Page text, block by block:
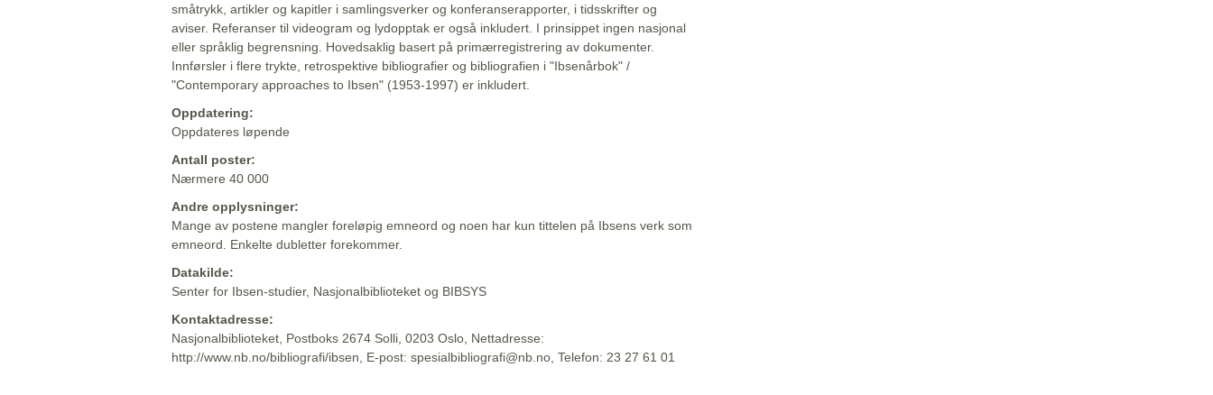
småtrykk, artikler og kapitler i samlingsverker og konferanserapporter, i tidsskrifter og
aviser. Referanser til videogram og lydopptak er også inkludert. I prinsippet ingen nasjonal
eller språklig begrensning. Hovedsaklig basert på primærregistrering av dokumenter.
Innførsler i flere trykte, retrospektive bibliografier og bibliografien i "Ibsenårbok" /
"Contemporary approaches to Ibsen" (1953-1997) er inkludert.
Oppdatering:
Oppdateres løpende
Antall poster:
Nærmere 40 000
Andre opplysninger:
Mange av postene mangler foreløpig emneord og noen har kun tittelen på Ibsens verk som
emneord. Enkelte dubletter forekommer.
Datakilde:
Senter for Ibsen-studier, Nasjonalbiblioteket og BIBSYS
Kontaktadresse:
Nasjonalbiblioteket, Postboks 2674 Solli, 0203 Oslo, Nettadresse:
http://www.nb.no/bibliografi/ibsen, E-post: spesialbibliografi@nb.no, Telefon: 23 27 61 01